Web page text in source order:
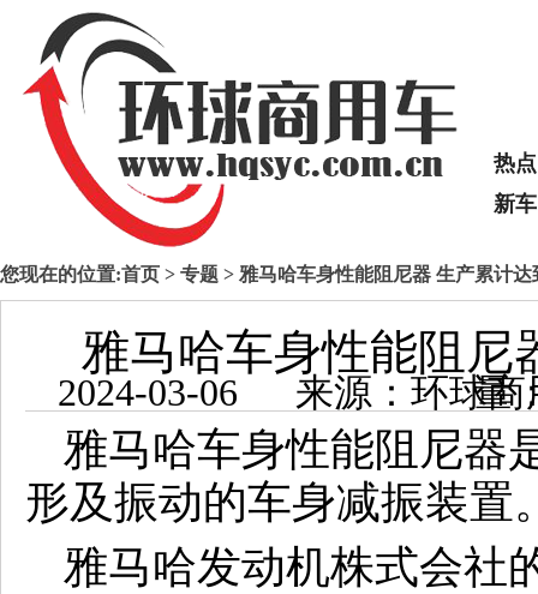
热点
新车
您现在的位置:首页 > 专题 > 雅马哈车身性能阻尼器 生产累计达
雅马哈车身性能阻尼
2024-03-06 来源：
雅马哈车身性能阻尼器
形及振动的车身减振装置
雅马哈发动机株式会社